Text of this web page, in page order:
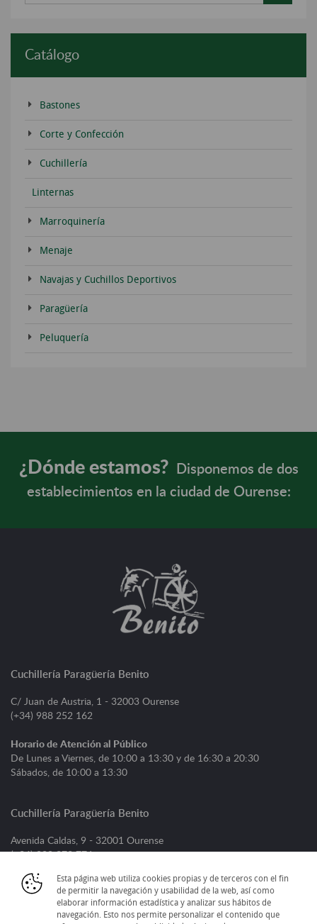
Catálogo
Bastones
Corte y Confección
Cuchillería
Linternas
Marroquinería
Menaje
Navajas y Cuchillos Deportivos
Paragüería
Peluquería
¿Dónde estamos?
Disponemos de dos
establecimientos en la ciudad de Ourense:
Cuchillería Paragüería Benito
C/ Juan de Austria, 1 - 32003 Ourense
(+34) 988 252 162
Horario de Atención al Público
De Lunes a Viernes, de 10:00 a 13:30 y de 16:30 a 20:30
Sábados, de 10:00 a 13:30
Cuchillería Paragüería Benito
Avenida Caldas, 9 - 32001 Ourense
(+34) 988 373 776
Horario de Atención al Público
De Lunes a Viernes, de 09:00 a 13:30 y de 16:30 a 20:30
Sábados, de 09:30 a 13:30
Esta página web utiliza cookies propias y de terceros con el fin
de permitir la navegación y usabilidad de la web, así como
elaborar información estadística y analizar sus hábitos de
navegación. Esto nos permite personalizar el contenido que